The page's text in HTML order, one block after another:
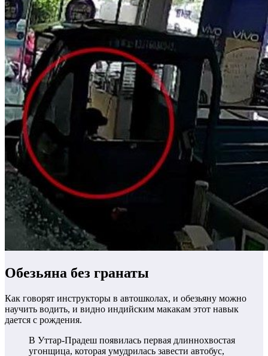
Обезьяна без гранаты
Как говорят инструкторы в автошколах, и обезьяну можно
научить водить, и видно индийским макакам этот навык
дается с рождения.
В Уттар-Прадеш появилась первая длиннохвостая
угонщица, которая умудрилась завести автобус,